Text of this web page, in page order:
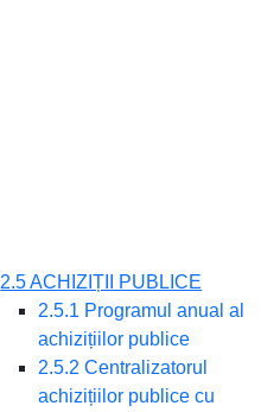
2.5 ACHIZIȚII PUBLICE
2.5.1 Programul anual al
achizițiilor publice
2.5.2 Centralizatorul
achizițiilor publice cu